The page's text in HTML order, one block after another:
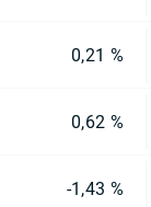
0,21 %
0,62 %
-1,43 %